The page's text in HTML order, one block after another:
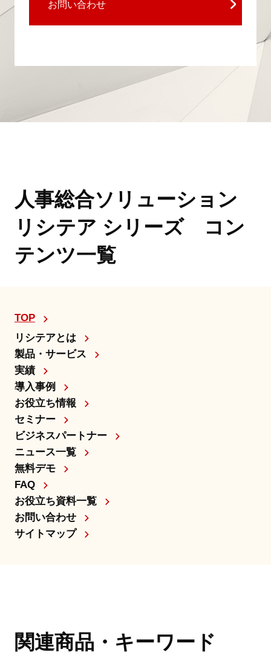
お問い合わせ
人事総合ソリューション
リシテア シリーズ コン
テンツ一覧
TOP
リシテアとは
製品・サービス
実績
導入事例
お役立ち情報
セミナー
ビジネスパートナー
ニュース一覧
無料デモ
FAQ
お役立ち資料一覧
お問い合わせ
サイトマップ
関連商品・キーワード